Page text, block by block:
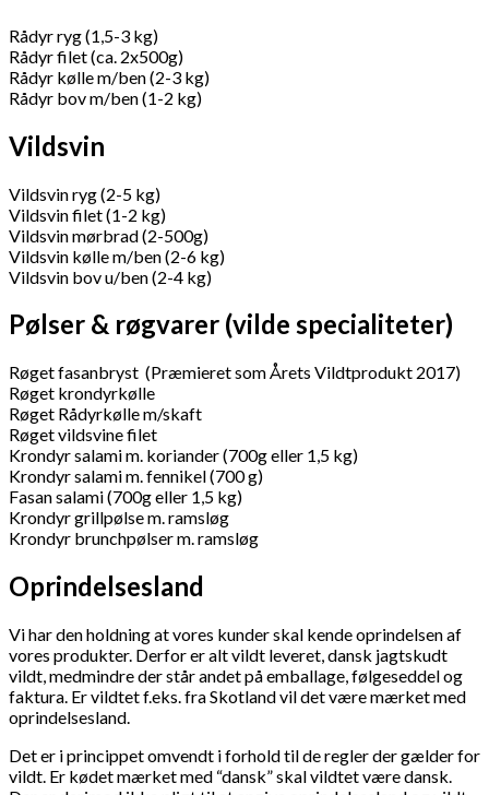
Rådyr ryg (1,5-3 kg)
Rådyr filet (ca. 2x500g)
Rådyr kølle m/ben (2-3 kg)
Rådyr bov m/ben (1-2 kg)
Vildsvin
Vildsvin ryg (2-5 kg)
Vildsvin filet (1-2 kg)
Vildsvin mørbrad (2-500g)
Vildsvin kølle m/ben (2-6 kg)
Vildsvin bov u/ben (2-4 kg)
Pølser & røgvarer (vilde specialiteter)
Røget fasanbryst (Præmieret som Årets Vildtprodukt 2017)
Røget krondyrkølle
Røget Rådyrkølle m/skaft
Røget vildsvine filet
Krondyr salami m. koriander (700g eller 1,5 kg)
Krondyr salami m. fennikel (700 g)
Fasan salami (700g eller 1,5 kg)
Krondyr grillpølse m. ramsløg
Krondyr brunchpølser m. ramsløg
Oprindelsesland
Vi har den holdning at vores kunder skal kende oprindelsen af
vores produkter. Derfor er alt vildt leveret, dansk jagtskudt
vildt, medmindre der står andet på emballage, følgeseddel og
faktura. Er vildtet f.eks. fra Skotland vil det være mærket med
oprindelsesland.
Det er i princippet omvendt i forhold til de regler der gælder for
vildt. Er kødet mærket med “dansk” skal vildtet være dansk.